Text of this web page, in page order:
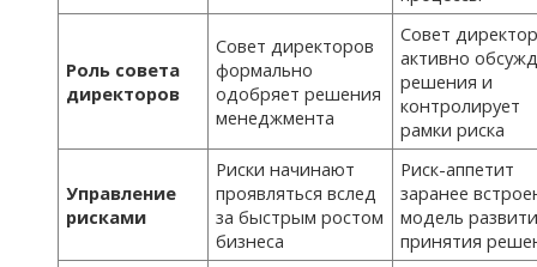
Роль совета
директоров
Совет директоров
формально
одобряет решения
менеджмента
Совет
активно
решения и
контролирует
рамки риска
Управление
рисками
Риски начинают
проявляться вслед
за быстрым ростом
бизнеса
Риск-аппетит
заранее
модель
принятия